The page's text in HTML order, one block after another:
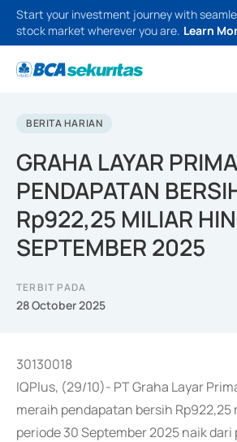
Start your investment journey with
stock market wherever you are. Learn
BERITA HARIAN
GRAHA LAYAR
PENDAPATAN
Rp922,25 MILIAR
SEPTEMBER 2025
TERBIT PADA
28 October 2025
30130018
IQPlus, (29/10)- PT Graha Layar
meraih pendapatan bersih Rp922,25
periode 30 September 2025 naik